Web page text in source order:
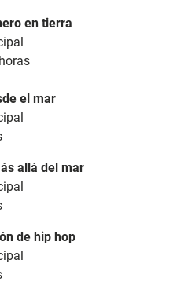
en tierra
el mar
allá del mar
de hip hop